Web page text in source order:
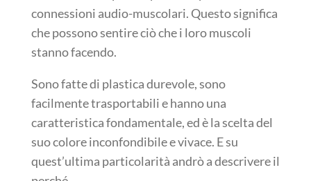
connessioni audio-muscolari. Questo significa
che possono sentire ciò che i loro muscoli
stanno facendo.
Sono fatte di plastica durevole, sono
facilmente trasportabili e hanno una
caratteristica fondamentale, ed è la scelta del
suo colore inconfondibile e vivace. E su
quest’ultima particolarità andrò a descrivere il